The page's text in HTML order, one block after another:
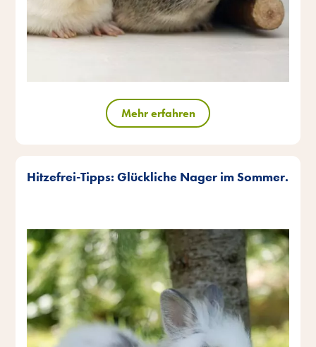
Mehr erfahren
Hitzefrei-Tipps: Glückliche Nager im Sommer.